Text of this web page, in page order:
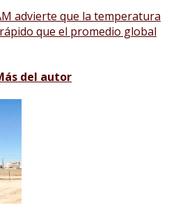
advierte que la temperatura
que el promedio global
del autor